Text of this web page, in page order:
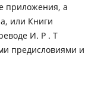
приложения, а
или Книги
И. Р . Т
предисловиями и